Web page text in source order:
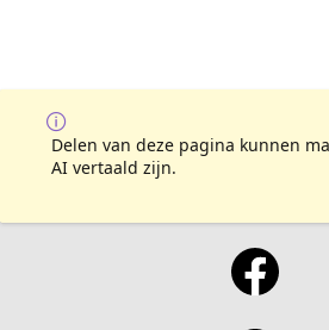
Delen van deze pagina kunnen
AI vertaald zijn.